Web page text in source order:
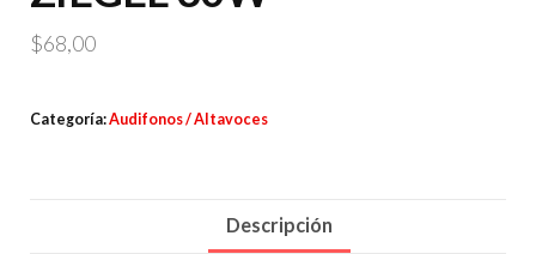
$68,00
Categoría:Audifonos / Altavoces
Descripción